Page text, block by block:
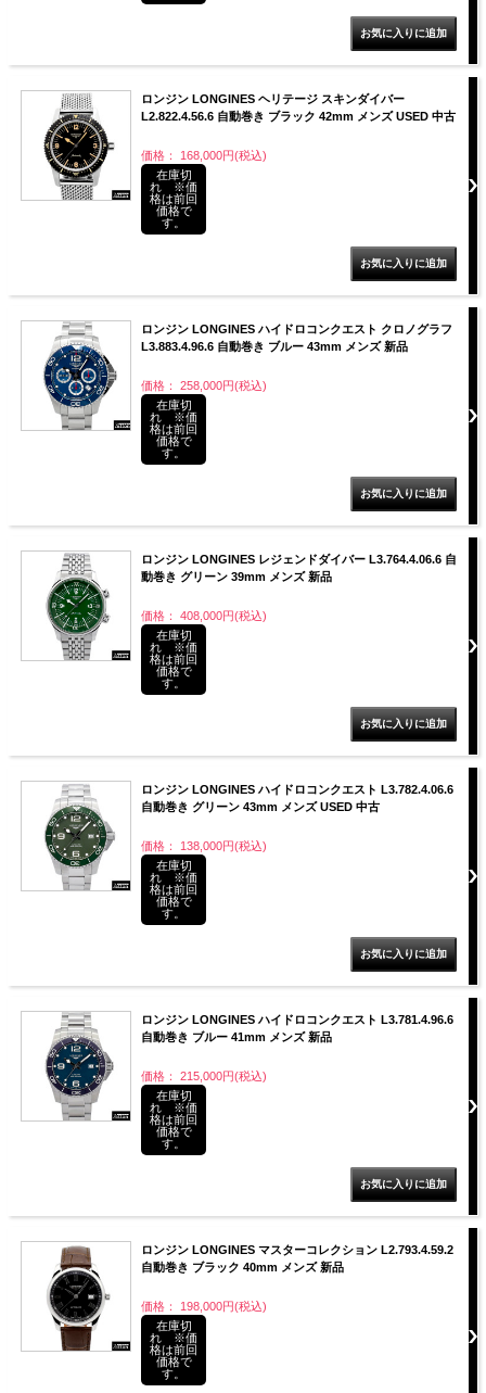
ロンジン LONGINES ヘリテージ スキンダイバー
L2.822.4.56.6 自動巻き ブラック 42mm メンズ USED 中古
価格： 168,000円(税込)
在庫切
れ ※価
格は前回
価格で
す。
ロンジン LONGINES ハイドロコンクエスト クロノグラフ
L3.883.4.96.6 自動巻き ブルー 43mm メンズ 新品
価格： 258,000円(税込)
在庫切
れ ※価
格は前回
価格で
す。
ロンジン LONGINES レジェンドダイバー L3.764.4.06.6 自
動巻き グリーン 39mm メンズ 新品
価格： 408,000円(税込)
在庫切
れ ※価
格は前回
価格で
す。
ロンジン LONGINES ハイドロコンクエスト L3.782.4.06.6
自動巻き グリーン 43mm メンズ USED 中古
価格： 138,000円(税込)
在庫切
れ ※価
格は前回
価格で
す。
ロンジン LONGINES ハイドロコンクエスト L3.781.4.96.6
自動巻き ブルー 41mm メンズ 新品
価格： 215,000円(税込)
在庫切
れ ※価
格は前回
価格で
す。
ロンジン LONGINES マスターコレクション L2.793.4.59.2
自動巻き ブラック 40mm メンズ 新品
価格： 198,000円(税込)
在庫切
れ ※価
格は前回
価格で
す。